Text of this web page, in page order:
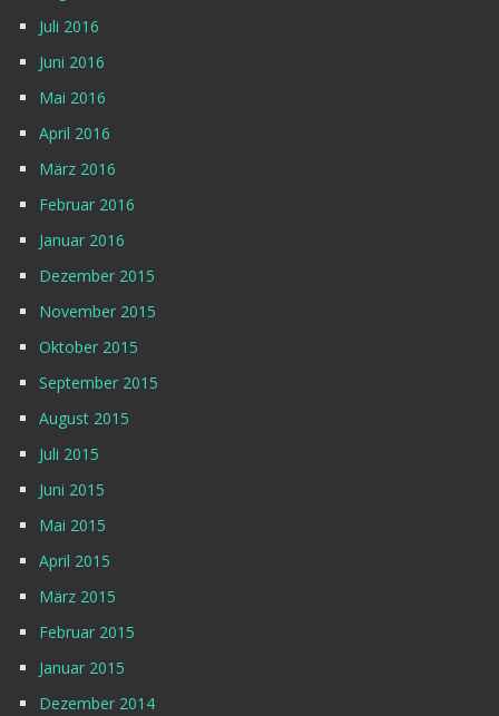
Juli 2016
Juni 2016
Mai 2016
April 2016
März 2016
Februar 2016
Januar 2016
Dezember 2015
November 2015
Oktober 2015
September 2015
August 2015
Juli 2015
Juni 2015
Mai 2015
April 2015
März 2015
Februar 2015
Januar 2015
Dezember 2014